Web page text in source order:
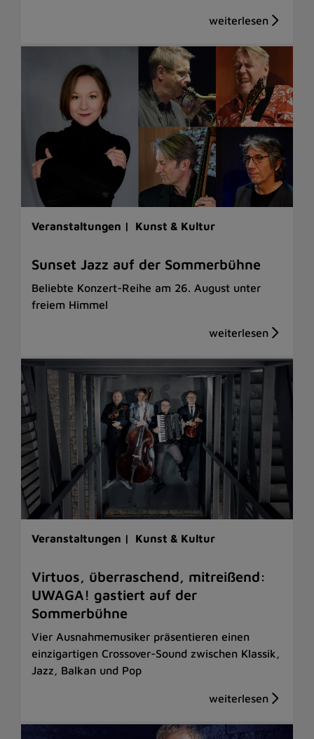
Veranstaltungen | Kunst & Kultur
Sunset Jazz auf der Sommerbühne
Beliebte Konzert-Reihe am 26. August unter
freiem Himmel
Veranstaltungen | Kunst & Kultur
Virtuos, überraschend, mitreißend:
UWAGA! gastiert auf der
Sommerbühne
Vier Ausnahmemusiker präsentieren einen
einzigartigen Crossover-Sound zwischen Klassik,
Jazz, Balkan und Pop